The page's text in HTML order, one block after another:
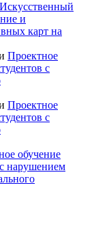
Искусственный
и
карт на
Проектное
с
Проектное
с
обучение
нарушением